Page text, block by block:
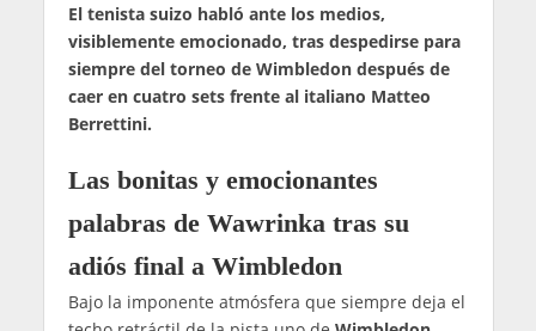
El tenista suizo habló ante los medios,
visiblemente emocionado, tras despedirse para
siempre del torneo de Wimbledon después de
caer en cuatro sets frente al italiano Matteo
Berrettini.
Las bonitas y emocionantes
palabras de Wawrinka tras su
adiós final a Wimbledon
Bajo la imponente atmósfera que siempre deja el